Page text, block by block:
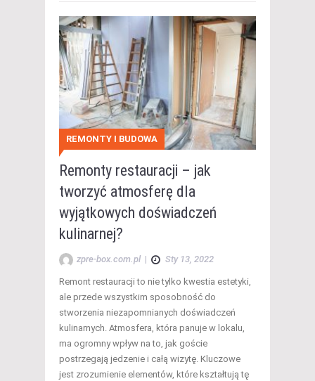
REMONTY I BUDOWA
Remonty restauracji – jak
tworzyć atmosferę dla
wyjątkowych doświadczeń
kulinarnej?
zpre-box.com.pl | Sty 13, 2022
Remont restauracji to nie tylko kwestia estetyki,
ale przede wszystkim sposobność do
stworzenia niezapomnianych doświadczeń
kulinarnych. Atmosfera, która panuje w lokalu,
ma ogromny wpływ na to, jak goście
postrzegają jedzenie i całą wizytę. Kluczowe
jest zrozumienie elementów, które kształtują tę